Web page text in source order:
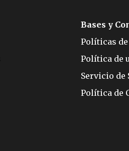
Bases y
Políticas
Política de
Servicio de
Política de